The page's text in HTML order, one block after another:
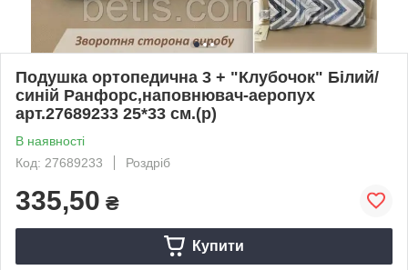
Подушка ортопедична 3 + "Клубочок" Білий/
синій Ранфорс,наповнювач-аеропух
арт.27689233 25*33 см.(р)
В наявності
Код: 27689233
Роздріб
335,50 ₴
Купити